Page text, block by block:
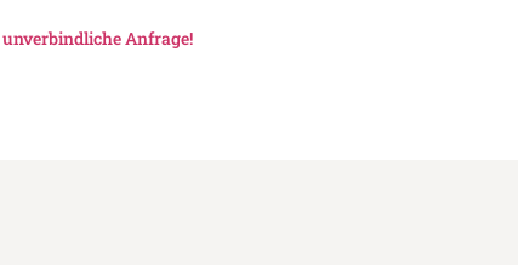
unverbindliche Anfrage!